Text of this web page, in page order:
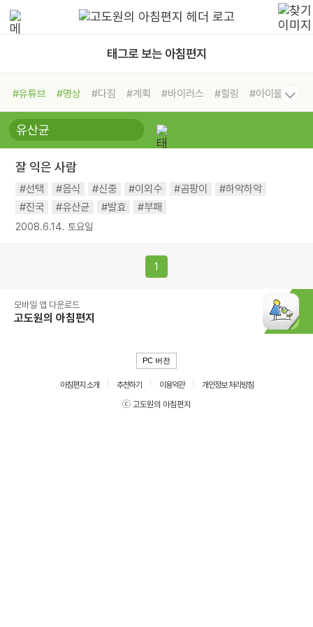
태그로 보는 아침편지
#유튜브 #명상 #다짐 #계획 #바이러스 #힐링
#아이들
#비전캠프
#독서캠프 #삶
#희망
#나눔 #친구 #링컨학교
#독서
#건강
잘 익은 사람
#선택 #음식 #신중 #이외수 #곰팡이
#하악하악
#진국
#유산균 #발효 #부패
2008.6.14. 토요일
1
모바일 앱 다운로드
고도원의 아침편지
PC 버전
아침편지 소개 추천하기 이용약관
개인정보 처리방침
ⓒ 고도원의 아침편지